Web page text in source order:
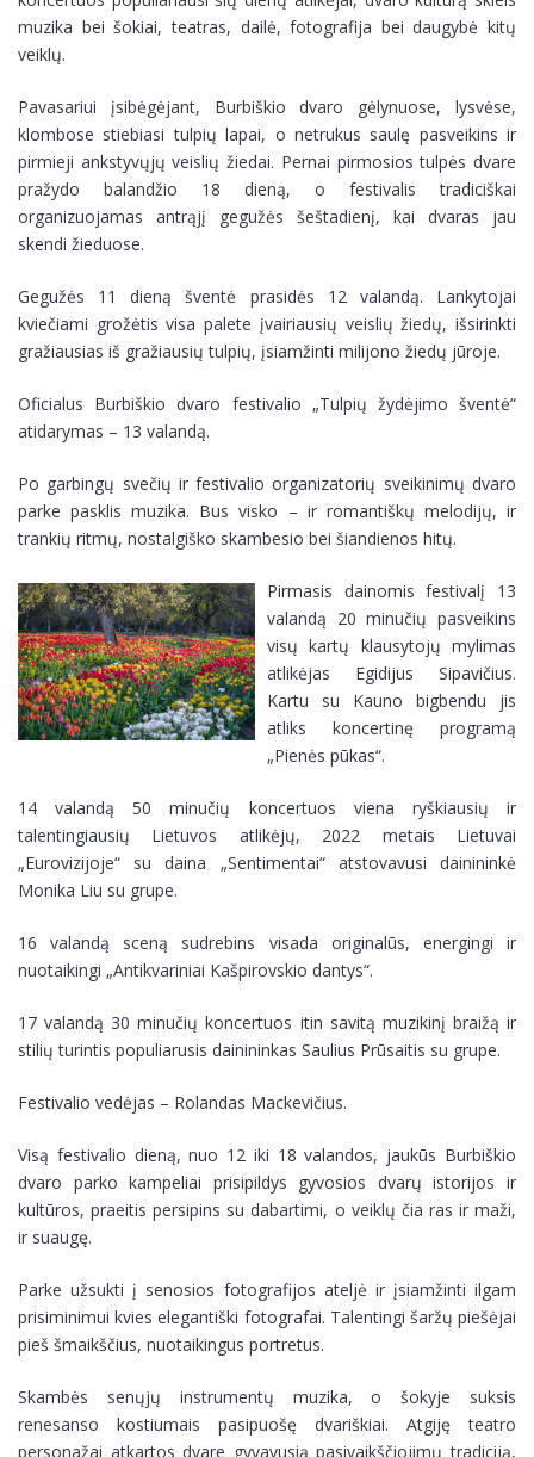
muzika bei šokiai, teatras, dailė, fotografija bei daugybė kitų
veiklų.
Pavasariui įsibėgėjant, Burbiškio dvaro gėlynuose, lysvėse,
klombose stiebiasi tulpių lapai, o netrukus saulę pasveikins ir
pirmieji ankstyvųjų veislių žiedai. Pernai pirmosios tulpės dvare
pražydo balandžio 18 dieną, o festivalis tradiciškai
organizuojamas antrąjį gegužės šeštadienį, kai dvaras jau
skendi žieduose.
Gegužės 11 dieną šventė prasidės 12 valandą. Lankytojai
kviečiami grožėtis visa palete įvairiausių veislių žiedų, išsirinkti
gražiausias iš gražiausių tulpių, įsiamžinti milijono žiedų jūroje.
Oficialus Burbiškio dvaro festivalio „Tulpių žydėjimo šventė“
atidarymas – 13 valandą.
Po garbingų svečių ir festivalio organizatorių sveikinimų dvaro
parke pasklis muzika. Bus visko – ir romantiškų melodijų, ir
trankių ritmų, nostalgiško skambesio bei šiandienos hitų.
Pirmasis dainomis festivalį 13
valandą 20 minučių pasveikins
visų kartų klausytojų mylimas
atlikėjas Egidijus Sipavičius.
Kartu su Kauno bigbendu jis
atliks koncertinę programą
„Pienės pūkas“.
14 valandą 50 minučių koncertuos viena ryškiausių ir
talentingiausių Lietuvos atlikėjų, 2022 metais Lietuvai
„Eurovizijoje“ su daina „Sentimentai“ atstovavusi dainininkė
Monika Liu su grupe.
16 valandą sceną sudrebins visada originalūs, energingi ir
nuotaikingi „Antikvariniai Kašpirovskio dantys“.
17 valandą 30 minučių koncertuos itin savitą muzikinį braižą ir
stilių turintis populiarusis dainininkas Saulius Prūsaitis su grupe.
Festivalio vedėjas – Rolandas Mackevičius.
Visą festivalio dieną, nuo 12 iki 18 valandos, jaukūs Burbiškio
dvaro parko kampeliai prisipildys gyvosios dvarų istorijos ir
kultūros, praeitis persipins su dabartimi, o veiklų čia ras ir maži,
ir suaugę.
Parke užsukti į senosios fotografijos ateljė ir įsiamžinti ilgam
prisiminimui kvies elegantiški fotografai. Talentingi šaržų piešėjai
pieš šmaikščius, nuotaikingus portretus.
Skambės senųjų instrumentų muzika, o šokyje suksis
renesanso kostiumais pasipuošę dvariškiai. Atgiję teatro
personažai atkartos dvare gyvavusią pasivaikščiojimų tradiciją,